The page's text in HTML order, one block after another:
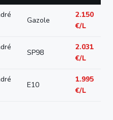
Gazole
2.150
€/L
SP98
2.031
€/L
E10
1.995
€/L